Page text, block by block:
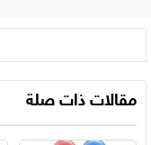
مقالات ذات صلة